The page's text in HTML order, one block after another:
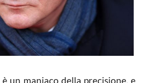
è un maniaco della precisione, e